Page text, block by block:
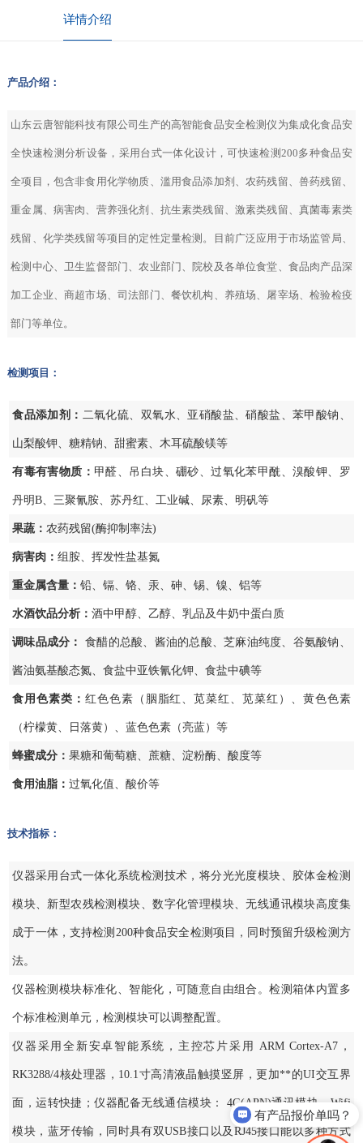
详情介绍
产品介绍：
山东云唐智能科技有限公司生产的高智能食品安全检测仪为集成化食品安
全快速检测分析设备，采用台式一体化设计，可快速检测200多种食品安
全项目，包含非食用化学物质、滥用食品添加剂、农药残留、兽药残留、
重金属、病害肉、营养强化剂、抗生素类残留、激素类残留、真菌毒素类
残留、化学类残留等项目的定性定量检测。目前广泛应用于市场监管局、
检测中心、卫生监督部门、农业部门、院校及各单位食堂、食品肉产品深
加工企业、商超市场、司法部门、餐饮机构、养殖场、屠宰场、检验检疫
部门等单位。
检测项目：
食品添加剂： 二氧化硫、双氧水、亚硝酸盐、硝酸盐、苯甲酸钠、
山梨酸钾、糖精钠、甜蜜素、木耳硫酸镁等
有毒有害物质： 甲醛、吊白块、硼砂、过氧化苯甲酰、溴酸钾、罗
丹明B、三聚氰胺、苏丹红、工业碱、尿素、明矾等
果蔬： 农药残留(酶抑制率法)
病害肉：组胺、挥发性盐基氮
重金属含量：铅、镉、铬、汞、砷、锡、镍、铝等
水酒饮品分析：酒中甲醇、乙醇、乳品及牛奶中蛋白质
调味品成分： 食醋的总酸、酱油的总酸、芝麻油纯度、谷氨酸钠、
酱油氨基酸态氮、食盐中亚铁氰化钾、食盐中碘等
食用色素类： 红色色素（胭脂红、苋菜红、苋菜红）、黄色色素
（柠檬黄、日落黄）、蓝色色素（亮蓝）等
蜂蜜成分：果糖和葡萄糖、蔗糖、淀粉酶、酸度等
食用油脂：过氧化值、酸价等
技术指标：
仪器采用台式一体化系统检测技术，将分光光度模块、胶体金检测
模块、新型农残检测模块、数字化管理模块、无线通讯模块高度集
成于一体，支持检测200种食品安全检测项目，同时预留升级检测方
法。
仪器检测模块标准化、智能化，可随意自由组合。检测箱体内置多
个标准检测单元，检测模块可以调整配置。
仪器采用全新安卓智能系统，主控芯片采用 ARM Cortex-A7，
RK3288/4核处理器，10.1寸高清液晶触摸竖屏，更加**的UI交互界
面，运转快捷；仪器配备无线通信模块： 4G(APN)通讯模块、Wifi
模块，蓝牙传输，同时具有双USB接口以及RJ45接口能以多种方式
有产品报价单吗？